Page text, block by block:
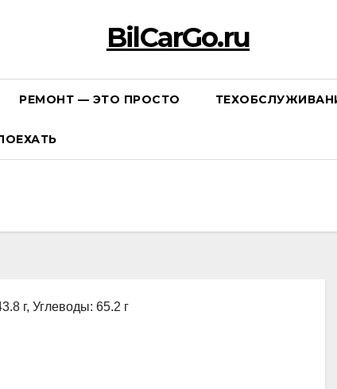
BilCarGo.ru
РЕМОНТ — ЭТО ПРОСТО
г, Углеводы: 65.2 г